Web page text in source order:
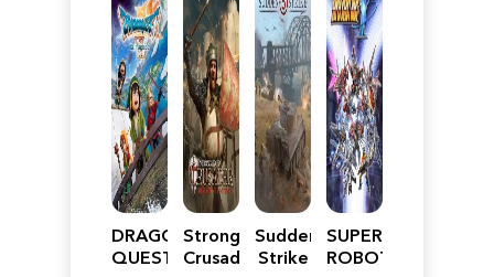
DRAGON
QUEST
Stronghold
Crusader:
Sudden
Strike
SUPER
ROBOT